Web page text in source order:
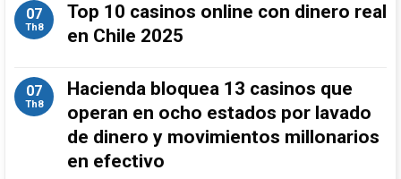
07
Th8
Top 10 casinos online con dinero real
en Chile 2025
07
Th8
Hacienda bloquea 13 casinos que
operan en ocho estados por lavado
de dinero y movimientos millonarios
en efectivo